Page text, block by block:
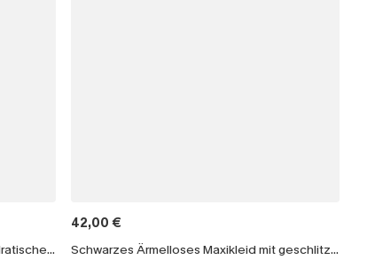
Olivfarbenes Cord-Latzkleid mit quadratischem Ausschnitt
42,00 €
Schwarzes Ärmelloses Maxikleid mit geschlitztem Saum